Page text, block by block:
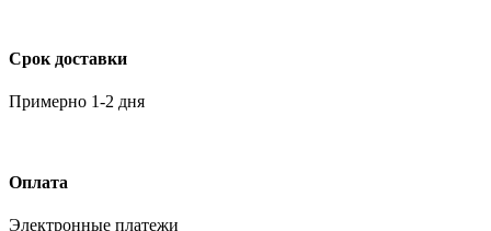
Срок доставки
Примерно 1-2 дня
Оплата
Электронные платежи